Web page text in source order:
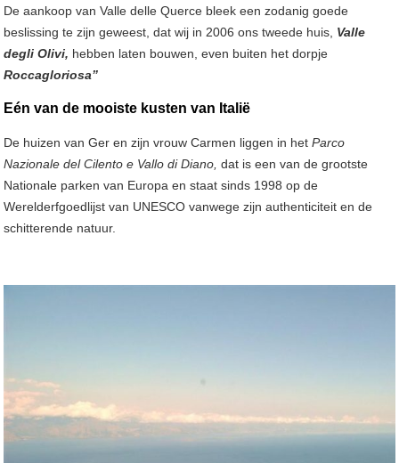
De aankoop van Valle delle Querce bleek een zodanig goede
beslissing te zijn geweest, dat wij in 2006 ons tweede huis, Valle
degli Olivi, hebben laten bouwen, even buiten het dorpje
Roccagloriosa”
Eén van de mooiste kusten van Italië
De huizen van Ger en zijn vrouw Carmen liggen in hetParco
Nazionale del Cilento e Vallo di Diano,dat is een van de grootste
Nationale parken van Europa en staat sinds 1998 op de
Werelderfgoedlijst van UNESCO vanwege zijn authenticiteit en de
schitterende natuur.